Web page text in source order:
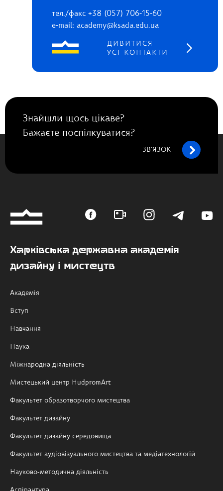
тел./факс +38 (057) 706-15-60
e-mail: academy@ksada.edu.ua
ДИВИТИСЯ
УСІ КОНТАКТИ
Знайшли щось цікаве?
Бажаєте поспілкуватися?
ЗВ’ЯЗОК
Харківська державна академія
дизайну і мистецтв
Академія
Вступ
Навчання
Наука
Міжнародна діяльність
Мистецький центр HudpromArt
Факультет образотворчого мистецтва
Факультет дизайну
Факультет дизайну середовища
Факультет аудіовізуального мистецтва та медіатехнологій
Науково-методична діяльність